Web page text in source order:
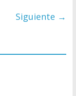
Siguiente →